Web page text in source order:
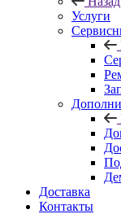
Услуги
Доставка
Контакты